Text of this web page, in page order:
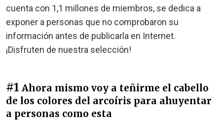
cuenta con 1,1 millones de miembros, se dedica a
exponer a personas que no comprobaron su
información antes de publicarla en Internet.
¡Disfruten de nuestra selección!
#1 Ahora mismo voy a teñirme el cabello
de los colores del arcoíris para ahuyentar
a personas como esta